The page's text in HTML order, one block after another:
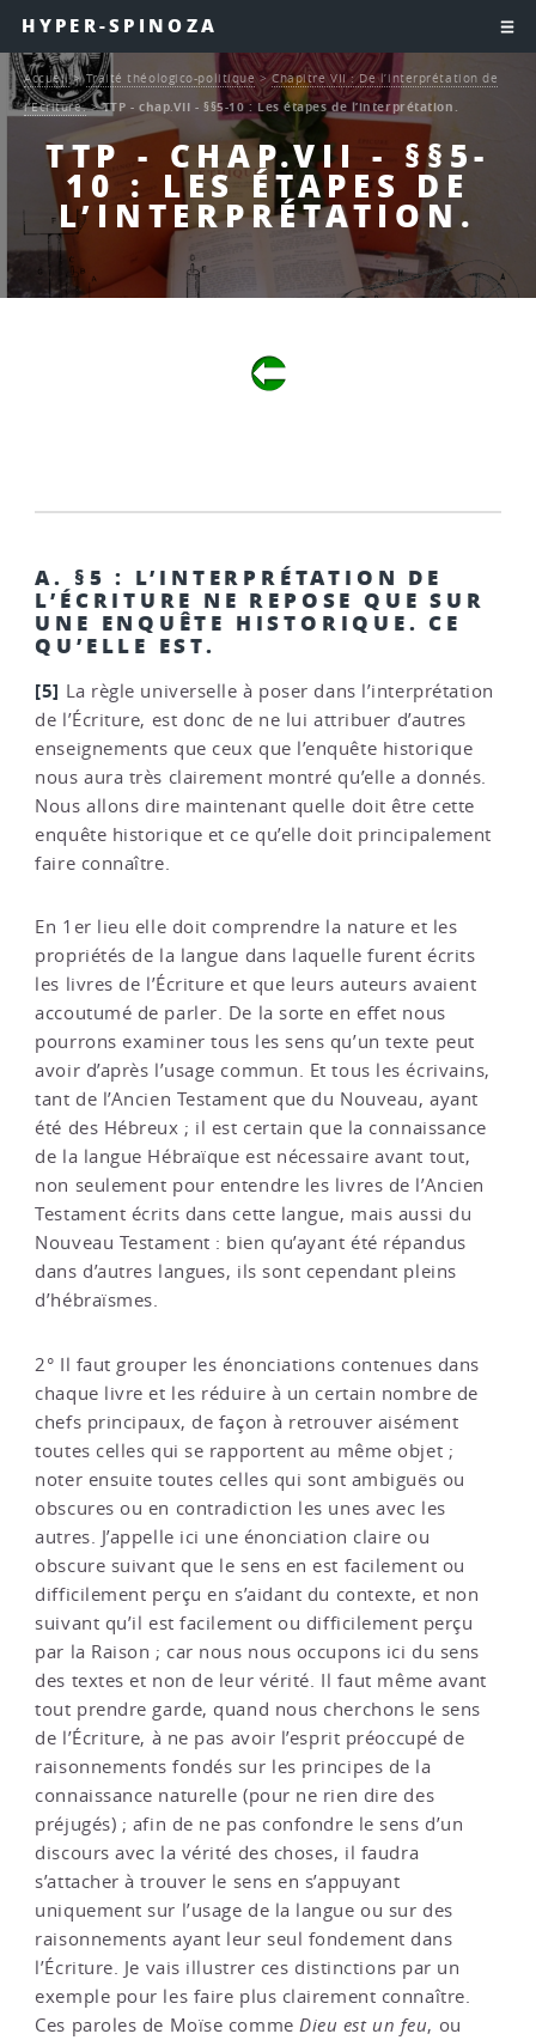
HYPER-SPINOZA
TTP - CHAP.VII - §§5-
10 : LES ÉTAPES DE
L’INTERPRÉTATION.
Accueil>Traité théologico-politique>Chapitre VII : De l’interprétation de
l’Ecriture.>TTP - chap.VII - §§5-10 : Les étapes de l’interprétation.
A. §5 : L’INTERPRÉTATION DE
L’ÉCRITURE NE REPOSE QUE SUR
UNE ENQUÊTE HISTORIQUE. CE
QU’ELLE EST.
[5] La règle universelle à poser dans l’interprétation
de l’Écriture, est donc de ne lui attribuer d’autres
enseignements que ceux que l’enquête historique
nous aura très clairement montré qu’elle a donnés.
Nous allons dire maintenant quelle doit être cette
enquête historique et ce qu’elle doit principalement
faire connaître.
En 1er lieu elle doit comprendre la nature et les
propriétés de la langue dans laquelle furent écrits
les livres de l’Écriture et que leurs auteurs avaient
accoutumé de parler. De la sorte en effet nous
pourrons examiner tous les sens qu’un texte peut
avoir d’après l’usage commun. Et tous les écrivains,
tant de l’Ancien Testament que du Nouveau, ayant
été des Hébreux ; il est certain que la connaissance
de la langue Hébraïque est nécessaire avant tout,
non seulement pour entendre les livres de l’Ancien
Testament écrits dans cette langue, mais aussi du
Nouveau Testament : bien qu’ayant été répandus
dans d’autres langues, ils sont cependant pleins
d’hébraïsmes.
2° Il faut grouper les énonciations contenues dans
chaque livre et les réduire à un certain nombre de
chefs principaux, de façon à retrouver aisément
toutes celles qui se rapportent au même objet ;
noter ensuite toutes celles qui sont ambiguës ou
obscures ou en contradiction les unes avec les
autres. J’appelle ici une énonciation claire ou
obscure suivant que le sens en est facilement ou
difficilement perçu en s’aidant du contexte, et non
suivant qu’il est facilement ou difficilement perçu
par la Raison ; car nous nous occupons ici du sens
des textes et non de leur vérité. Il faut même avant
tout prendre garde, quand nous cherchons le sens
de l’Écriture, à ne pas avoir l’esprit préoccupé de
raisonnements fondés sur les principes de la
connaissance naturelle (pour ne rien dire des
préjugés) ; afin de ne pas confondre le sens d’un
discours avec la vérité des choses, il faudra
s’attacher à trouver le sens en s’appuyant
uniquement sur l’usage de la langue ou sur des
raisonnements ayant leur seul fondement dans
l’Écriture. Je vais illustrer ces distinctions par un
exemple pour les faire plus clairement connaître.
Ces paroles de Moïse comme Dieu est un feu, ou